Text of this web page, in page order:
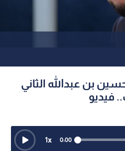
بن عبدالله الثاني
فيديو
0:00
1x